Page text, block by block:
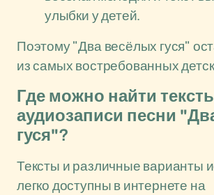
улыбки у детей.
Поэтому "Два весёлых гуся"
из самых востребованных
Где можно найти
аудиозаписи песни
гуся"?
Тексты и различные варианты
легко доступны в интернете на